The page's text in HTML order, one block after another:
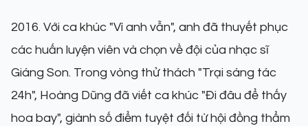
2016. Với ca khúc "Vì anh vẫn", anh đã thuyết phục
các huấn luyện viên và chọn về đội của nhạc sĩ
Giáng Son. Trong vòng thử thách "Trại sáng tác
24h", Hoàng Dũng đã viết ca khúc "Đi đâu để thấy
hoa bay", giành số điểm tuyệt đối từ hội đồng thẩm